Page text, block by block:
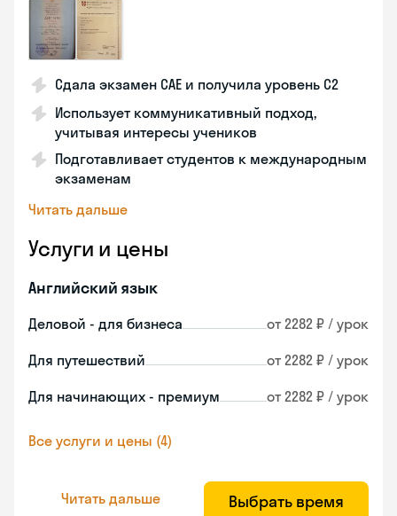
Сдала экзамен CAE и получила уровень С2
Использует коммуникативный подход,
учитывая интересы учеников
Подготавливает студентов к международным
экзаменам
Читать дальше
Услуги и цены
Английский язык
Деловой - для бизнеса от 2282 ₽ / урок
Для путешествий от 2282 ₽ / урок
Для начинающих - премиум от 2282 ₽ / урок
Все услуги и цены (4)
Читать дальше Выбрать время